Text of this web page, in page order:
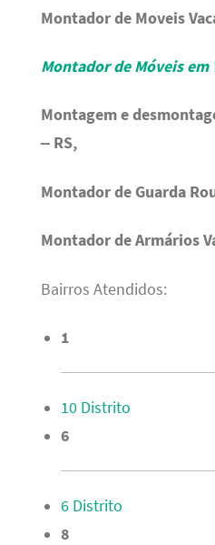
Montador de Moveis
Montador de Móveis em
Montagem e
– RS,
Montador de Guarda
Montador de Armários
Bairros Atendidos:
1
10 Distrito
6
6 Distrito
8